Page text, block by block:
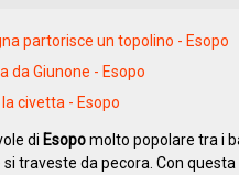
partorisce un topolino - Esopo
da Giunone - Esopo
la civetta - Esopo
di Esopomolto popolare tra i
traveste da pecora. Con